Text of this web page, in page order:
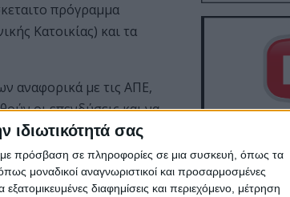
ιδιωτικότητά σας
πρόσβαση σε πληροφορίες σε μια συσκευή, όπως τα
μοναδικοί αναγνωριστικοί και προσαρμοσμένες
διαφημίσεις και περιεχόμενο, μέτρηση
πρόγραμμα
Κατοικίας) και τα
αναφορικά με τις ΑΠΕ,
οι επενδύσεις και να